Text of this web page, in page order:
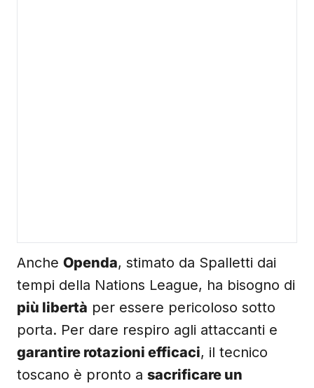
Anche Openda, stimato da Spalletti dai
tempi della Nations League, ha bisogno di
più libertà per essere pericoloso sotto
porta. Per dare respiro agli attaccanti e
garantire rotazioni efficaci, il tecnico
toscano è pronto a sacrificare un